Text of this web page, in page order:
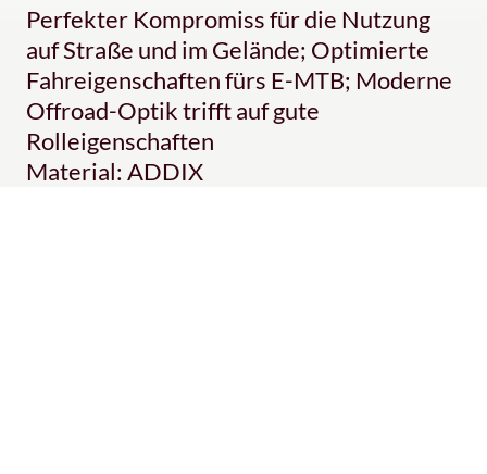
Perfekter Kompromiss für die Nutzung
auf Straße und im Gelände; Optimierte
Fahreigenschaften fürs E-MTB; Moderne
Offroad-Optik trifft auf gute
Rolleigenschaften
Material: ADDIX